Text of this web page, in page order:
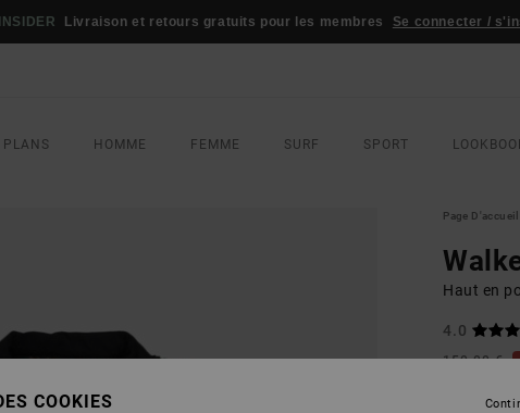
Livraison et retours gratuits pour les membres Se connecter /
PLANS HOMME FEMME SURF SPORT
Page D'accueil
Haut en
4.0
150,00 €
COOKIES